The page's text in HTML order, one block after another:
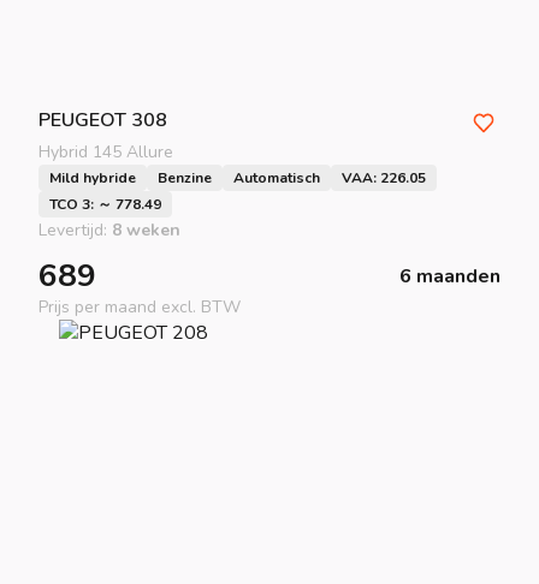
PEUGEOT 308
Hybrid 145 Allure
Mild hybride Benzine Automatisch
VAA: 226.05
TCO 3: ～ 778.49
Levertijd: 8 weken
689 6 maanden
Prijs per maand excl. BTW